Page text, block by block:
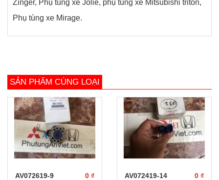
Zinger, Phụ tùng xe Jolie, phụ tùng xe Mitsubishi triton,
Phụ tùng xe Mirage.
SẢN PHẨM CÙNG LOẠI
AV072619-9 0 ₫ AV072419-14 0 ₫
prev